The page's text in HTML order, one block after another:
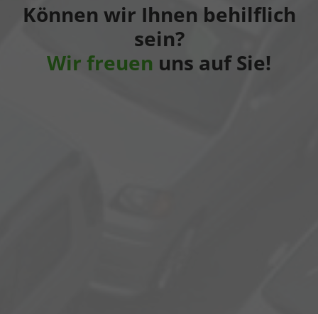
Können wir Ihnen behilflich
sein?
Wir freuen uns auf Sie!